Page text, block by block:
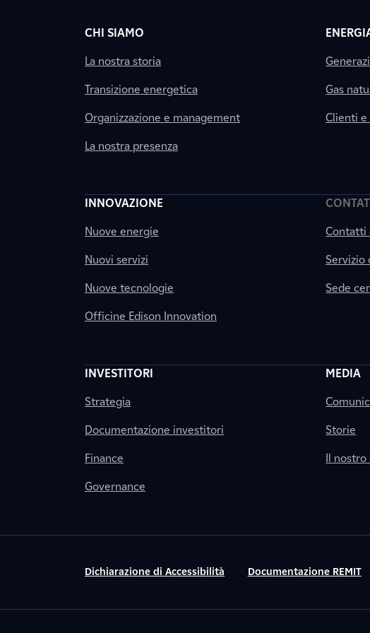
CHI SIAMO
La nostra storia
Transizione energetica
Organizzazione e management
La nostra presenza
Gas
Clienti e
INNOVAZIONE
Nuove energie
Nuovi servizi
Nuove tecnologie
Officine Edison Innovation
Contatti
Servizio
Sede
INVESTITORI
Strategia
Documentazione investitori
Finance
Governance
MEDIA
Storie
Il nostro
Dichiarazione di Accessibilità Documentazione REMIT